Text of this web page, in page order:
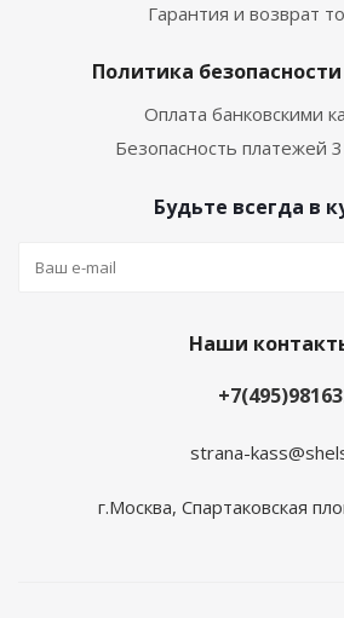
Гарантия и возврат
Политика
Оплата банковскими
Безопасность платежей
Будьте всегда в
Наши
strana-
г.Москва, Спартаковская